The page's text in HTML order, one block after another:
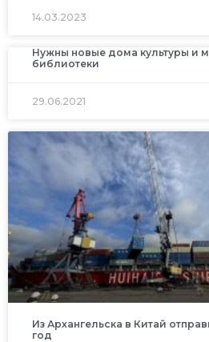
14.03.2023
Нужны новые дома культуры и
библиотеки
29.06.2021
Из Архангельска в Китай
год